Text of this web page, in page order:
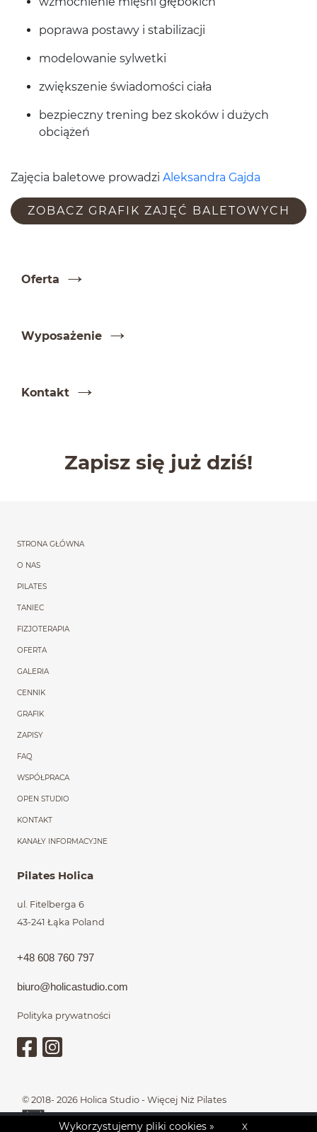
poprawa postawy i stabilizacji
mod­e­lowanie sylwetki
zwięk­sze­nie świado­mości ciała
bez­pieczny tren­ing bez skoków i dużych
obciążeń
Zaję­cia bale­towe prowadzi Alek­san­dra Gajda
ZOBACZ GRAFIK ZAJĘĆ BALETOWYCH
Oferta
Wyposaże­nie
Kon­takt
Zapisz się już dziś!
Menu główne
STRONA GŁÓWNA
O NAS
PILATES
TANIEC
FIZJOTERAPIA
OFERTA
GALERIA
CENNIK
GRAFIK
ZAPISY
FAQ
WSPÓŁPRACA
OPEN STUDIO
KONTAKT
KANAŁY INFORMACYJNE
Pilates Holica
ul. Fitelberga 6
43-241 Łąka Poland
+48 608 760 797
biuro@holicastudio.com
Polityka prywatności
Stopka
© 2018- 2026 Holica Studio - Więcej Niż Pilates
Wykorzystujemy pliki cookies » X